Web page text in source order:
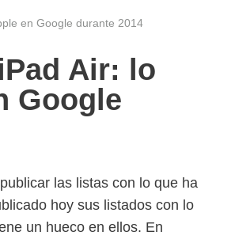
en Google durante 2014
Air: lo
Google
las listas con lo que ha
hoy sus listados con lo
un hueco en ellos. En